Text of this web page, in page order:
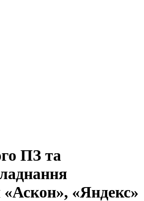
ПЗ та
«Яндекс»